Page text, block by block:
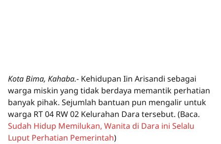
Kota Bima, Kahaba.- Kehidupan Iin Arisandi sebagai
warga miskin yang tidak berdaya memantik perhatian
banyak pihak. Sejumlah bantuan pun mengalir untuk
warga RT 04 RW 02 Kelurahan Dara tersebut. (Baca.
Sudah Hidup Memilukan, Wanita di Dara ini Selalu
Luput Perhatian Pemerintah)